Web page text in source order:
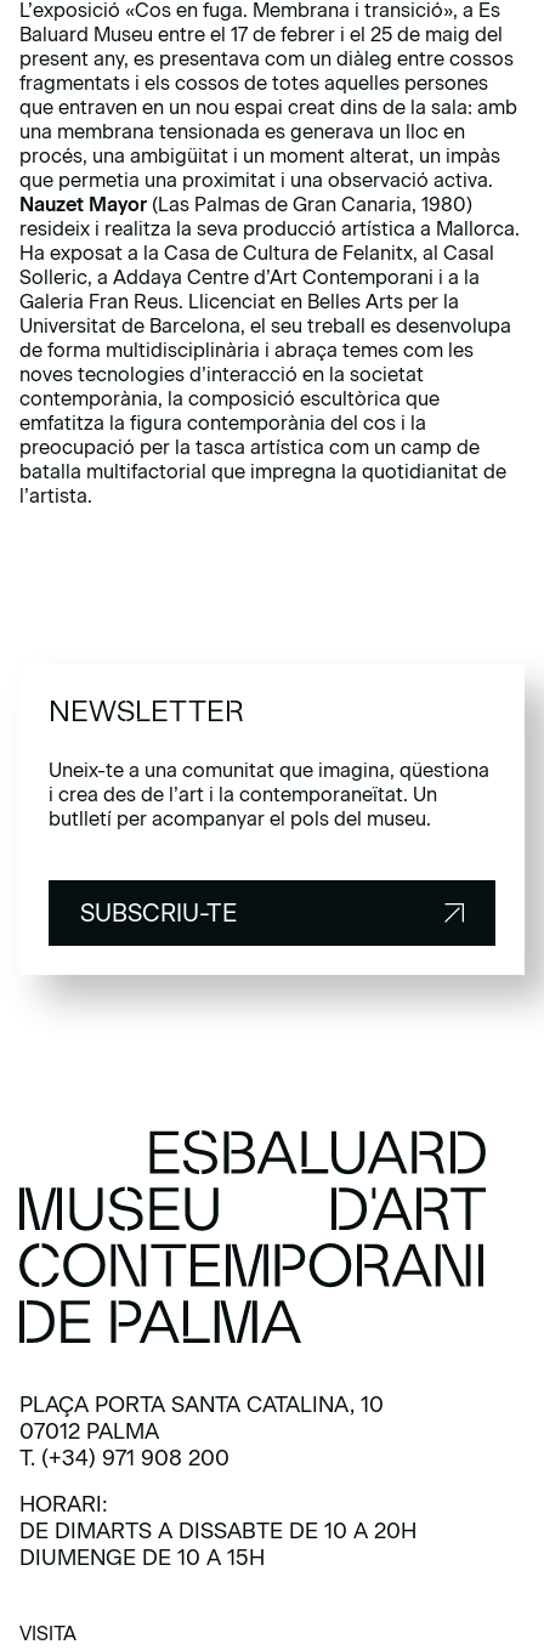
L’exposició «Cos en fuga. Membrana i transició», a Es
Baluard Museu entre el 17 de febrer i el 25 de maig del
present any, es presentava com un diàleg entre cossos
fragmentats i els cossos de totes aquelles persones
que entraven en un nou espai creat dins de la sala: amb
una membrana tensionada es generava un lloc en
procés, una ambigüitat i un moment alterat, un impàs
que permetia una proximitat i una observació activa.
Nauzet Mayor (Las Palmas de Gran Canaria, 1980)
resideix i realitza la seva producció artística a Mallorca.
Ha exposat a la Casa de Cultura de Felanitx, al Casal
Solleric, a Addaya Centre d’Art Contemporani i a la
Galeria Fran Reus. Llicenciat en Belles Arts per la
Universitat de Barcelona, el seu treball es desenvolupa
de forma multidisciplinària i abraça temes com les
noves tecnologies d’interacció en la societat
contemporània, la composició escultòrica que
emfatitza la figura contemporània del cos i la
preocupació per la tasca artística com un camp de
batalla multifactorial que impregna la quotidianitat de
l’artista.
NEWSLETTER
Uneix-te a una comunitat que imagina, qüestiona
i crea des de l’art i la contemporaneïtat. Un
butlletí per acompanyar el pols del museu.
SUBSCRIU-TE
SUBSCRIU-TE
PLAÇA PORTA SANTA CATALINA, 10
07012 PALMA
T. (+34) 971 908 200
HORARI:
DE DIMARTS A DISSABTE DE 10 A 20H
DIUMENGE DE 10 A 15H
VISITA